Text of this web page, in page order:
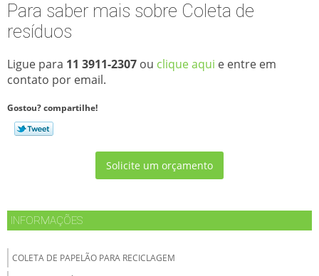
Para saber mais sobre Coleta de
resíduos
Ligue para 11 3911-2307 ou clique aqui e entre em
contato por email.
Gostou? compartilhe!
Solicite um orçamento
INFORMAÇÕES
COLETA DE PAPELÃO PARA RECICLAGEM